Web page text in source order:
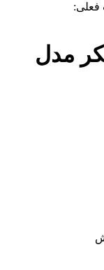
فعلی:
مدل